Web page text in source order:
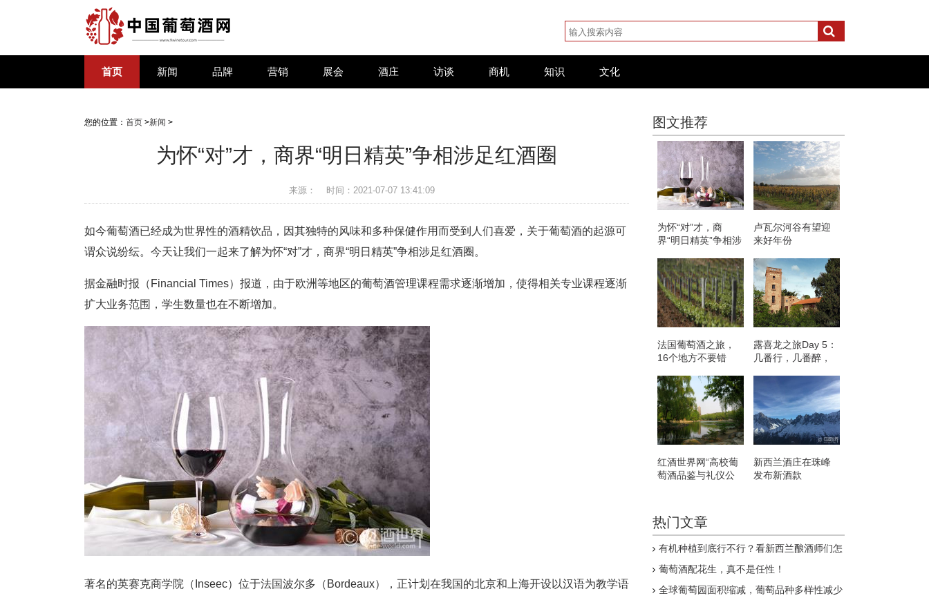
首页 新闻 品牌 营销 展会 酒庄 访谈 商机 知识 文化
您的位置： 首页 >新闻 >
为怀“对”才，商界“明日精英”争相涉足红酒圈
来源： 时间：2021-07-07 13:41:09
如今葡萄酒已经成为世界性的酒精饮品，因其独特的风味和多种保健作用而受到人们喜爱，关于葡萄酒的起源可
谓众说纷纭。今天让我们一起来了解为怀“对”才，商界“明日精英”争相涉足红酒圈。
据金融时报（ Financial Times）报道，由于欧洲等地区的葡萄酒管理课程需求逐渐增加，使得相关专业课程逐渐
扩大业务范围，学生数量也在不断增加。
著名的英赛克商学院（Inseec）位于法国波尔多（Bordeaux），正计划在我国的北京和上海开设以汉语为教学语
图文推荐
为怀“对”才，商
界“明日精英”争相涉
卢瓦尔河谷有望迎
来好年份
法国葡萄酒之旅，
16个地方不要错
露喜龙之旅Day 5：
几番行，几番醉，
红酒世界网“高校葡
萄酒品鉴与礼仪公
新西兰酒庄在珠峰
发布新酒款
热门文章
有机种植到底行不行？看新西兰酿酒师们怎
葡萄酒配花生，真不是任性！
全球葡萄园面积缩减，葡萄品种多样性减少